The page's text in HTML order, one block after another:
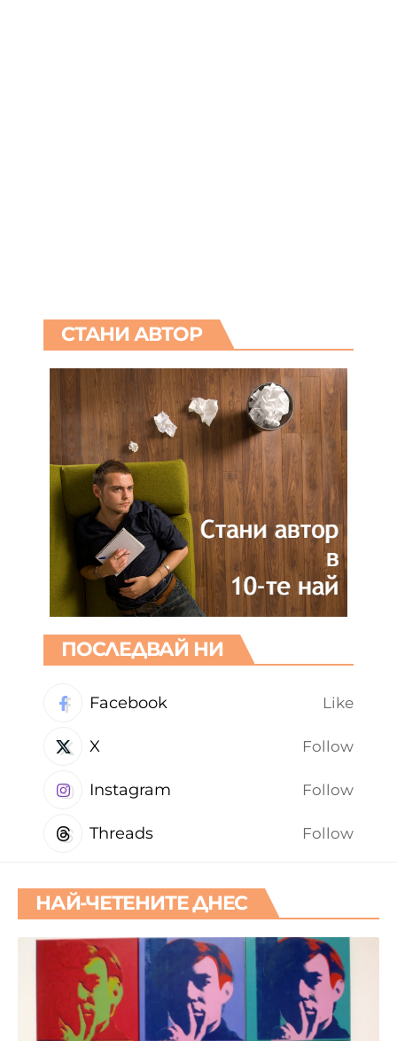
СТАНИ АВТОР
ПОСЛЕДВАЙ НИ
Facebook Like
X Follow
Instagram Follow
Threads Follow
НАЙ-ЧЕТЕНИТЕ ДНЕС